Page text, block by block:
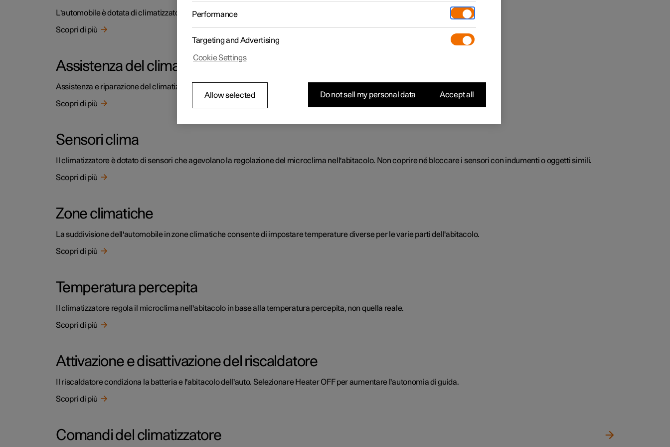
L'automobile è dotata di climatizzatore elettronico. Il climatizzatore raffredda o riscalda e deumidifica l'aria nell'abitacolo.
Scopri di più
Assistenza del climatizzatore
Assistenza e riparazione del climatizzatore devono essere effettuate esclusivamente da un riparatore autorizzato.
Scopri di più
Sensori clima
Il climatizzatore è dotato di sensori che agevolano la regolazione del microclima nell'abitacolo. Non coprire né bloccare i sensori con indumenti o oggetti simili.
Scopri di più
Zone climatiche
La suddivisione dell'automobile in zone climatiche consente di impostare temperature diverse per le varie parti dell'abitacolo.
Scopri di più
Temperatura percepita
Il climatizzatore regola il microclima nell'abitacolo in base alla temperatura percepita, non quella reale.
Scopri di più
Attivazione e disattivazione del riscaldatore
Il riscaldatore condiziona la batteria e l'abitacolo dell'auto. Selezionare Heater OFF per aumentare l'autonomia di guida.
Scopri di più
Comandi del climatizzatore
Performance
Targeting and Advertising
Cookie Settings
Allow selected Do not sell my personal data Accept all